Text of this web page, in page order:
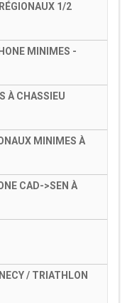
1/2
MINIMES -
À CHASSIEU
MINIMES À
CAD->SEN À
/ TRIATHLON